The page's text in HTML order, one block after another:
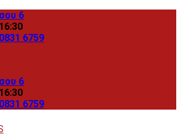
6
6759
6
6759